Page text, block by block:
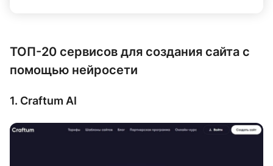
ТОП-20 сервисов для создания сайта с
помощью нейросети
1. Craftum AI